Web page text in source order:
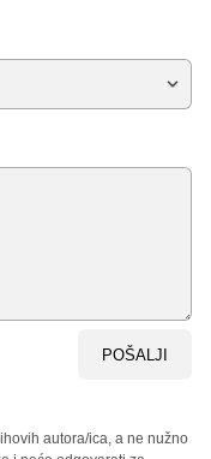
POŠALJI
autora/ica, a ne nužno